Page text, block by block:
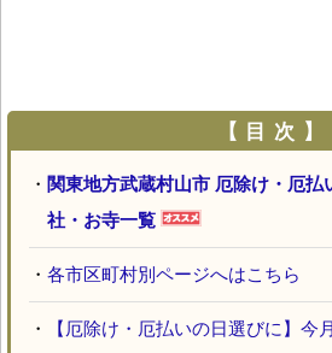
【 目 次 】
・ 関東地方武蔵村山市 厄除け・厄払
社・お寺一覧
・ 各市区町村別ページへはこちら
・
【厄除け・厄払いの日選びに】今